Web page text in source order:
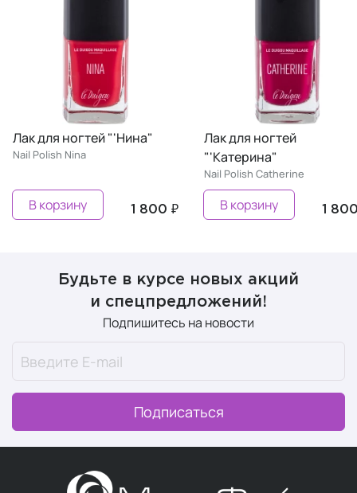
Лак для ногтей "'Нина"
Nail Polish Nina
1 800 ₽
В корзину
Лак для ногтей
"'Катерина"
Nail Polish Сatherine
1
В корзину
Будьте в курсе новых акций
и спецпредложений!
Подпишитесь на новости
Подписаться